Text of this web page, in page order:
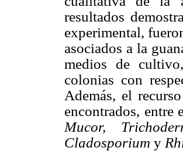
resultados
experimental,
asociados a la
medios de
colonias con
Además, el
encontrados, entre
Mucor,
Cladosporium y